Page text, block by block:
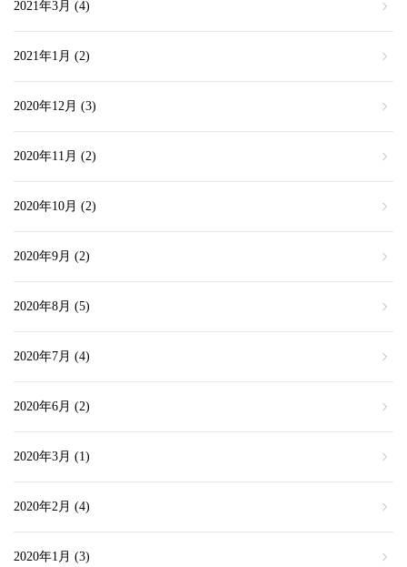
2021年3月 (4)
2021年1月 (2)
2020年12月 (3)
2020年11月 (2)
2020年10月 (2)
2020年9月 (2)
2020年8月 (5)
2020年7月 (4)
2020年6月 (2)
2020年3月 (1)
2020年2月 (4)
2020年1月 (3)